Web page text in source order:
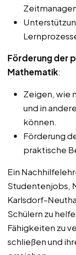
Förderung der
Mathematik:
Zeigen, wie
und in
können.
Förderung
praktische
Ein
Studentenjobs,
Karlsdorf-
Schülern zu
Fähigkeiten zu
schließen und